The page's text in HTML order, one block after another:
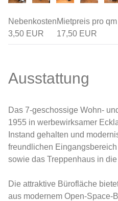
Nebenkosten
3,50 EUR
Mietpreis pro qm
17,50 EUR
Ausstattung
Das 7-geschossige Wohn-
1955 in werbewirksamer
Instand gehalten und
freundlichen
sowie das Treppenhaus in
Die attraktive Bürofläche
aus modernem Open-Space-